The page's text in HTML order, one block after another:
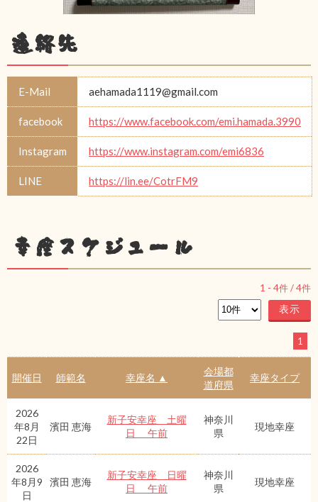
連絡先
E-Mail aehamada1119@gmail.com
facebook https://www.facebook.com/emi.hamada.3990
Instagram https://www.instagram.com/emi6836
LINE https://lin.ee/CotrFM9
幸座スケジュール
1 - 4件 /4件
1
開催日 師範名 幸座名 ▲
会場都
道府県
幸座タイプ
2026
年8月
22日
濱田 恵海
新子安幸座 土曜
日 午前
神奈川
県
現地幸座
2026
年8月9
日
濱田 恵海
新子安幸座 日曜
日 午前
神奈川
県
現地幸座